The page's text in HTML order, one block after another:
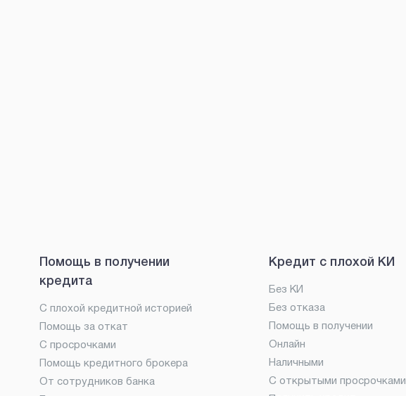
Помощь в получении
кредита
С плохой кредитной историей
Помощь за откат
С просрочками
Помощь кредитного брокера
От сотрудников банка
Кредит с плохой КИ
Без КИ
Без отказа
Помощь в получении
Онлайн
Наличными
С открытыми просрочками